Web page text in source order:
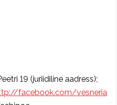
19 (juriidiline aadress);
facebook.com/vesneria